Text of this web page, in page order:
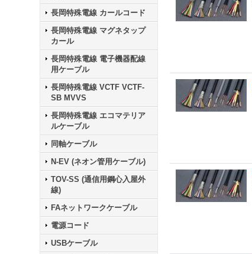
長岡特殊電線 カールコード
長岡特殊電線 マグネタップ
カール
長岡特殊電線 電子機器配線
用ケーブル
長岡特殊電線 VCTF VCTF-
SB MVVS
長岡特殊電線 エコマテリア
ルケーブル
同軸ケーブル
N-EV (ネオン管用ケーブル)
TOV-SS (通信用鋼心入屋外
線)
FAネットワークケーブル
電源コード
USBケーブル